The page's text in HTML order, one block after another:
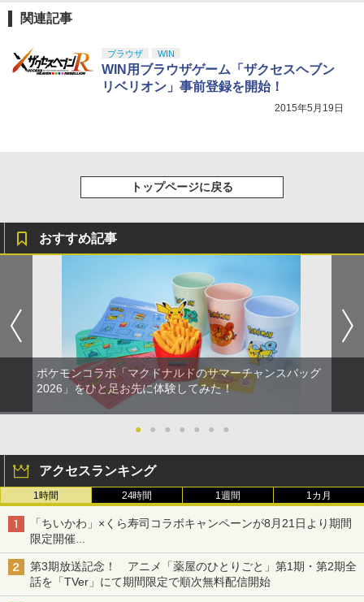
関連記事
ブラウザ WIN
WIN用ブラウザゲーム「ザクセスヘブン
リベリオン」事前登録を開始！
2015年5月19日
トップページに戻る
おすすめ記事
ポケモンコラボ「マクドナルドのサマーチャンスバッグ
2026」をひと足お先に体験してみた！
● ● ● ● ● ● ●
アクセスランキング
1時間 24時間 1週間 1カ月
「ちいかわ」×くら寿司コラボキャンペーンが8月21日より期間
限定開催
オリジナルの湯呑みや寿司皿が景品に登場！
第3期放送記念！ アニメ「薬屋のひとりごと」第1期・第2期全
話を「TVer」にて期間限定で順次無料配信開始